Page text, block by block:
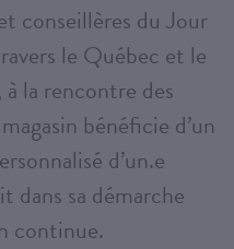
conseillères du Jour
le Québec et le
la rencontre des
bénéficie d’un
d’un.e
dans sa démarche
continue.